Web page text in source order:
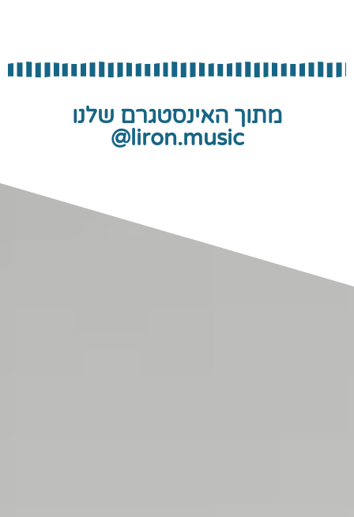
מתוך האינסטגרם שלנו
liron.music@